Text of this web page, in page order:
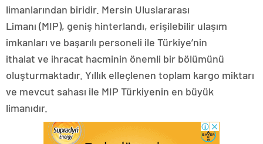
limanlarından biridir. Mersin Uluslararası
Limanı (MIP), geniş hinterlandı, erişilebilir ulaşım
imkanları ve başarılı personeli ile Türkiye’nin
ithalat ve ihracat hacminin önemli bir bölümünü
oluşturmaktadır. Yıllık elleçlenen toplam kargo miktarı
ve mevcut sahası ile MIP Türkiyenin en büyük
limanıdır.